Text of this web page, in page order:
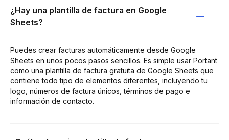
¿Hay una plantilla de factura en Google
Sheets?
Puedes crear facturas automáticamente desde Google
Sheets en unos pocos pasos sencillos. Es simple usar Portant
como una plantilla de factura gratuita de Google Sheets que
contiene todo tipo de elementos diferentes, incluyendo tu
logo, números de factura únicos, términos de pago e
información de contacto.